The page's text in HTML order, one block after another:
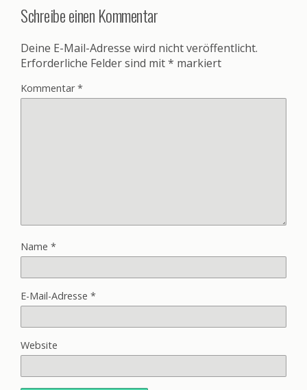
Schreibe einen Kommentar
Deine E-Mail-Adresse wird nicht veröffentlicht.
Erforderliche Felder sind mit* markiert
Kommentar*
Name *
E-Mail-Adresse *
Website